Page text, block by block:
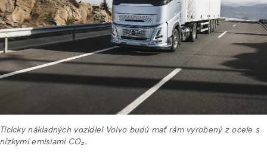
Ticícky nákladných vozidiel Volvo budú mať rám vyrobený z ocele s
nízkymi emisiami CO₂.